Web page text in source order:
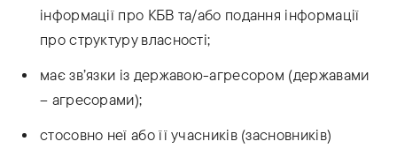
інформації про КБВ та/або подання інформації
про структуру власності;
має зв’язки із державою-агресором (державами
– агресорами);
стосовно неї або її учасників (засновників)